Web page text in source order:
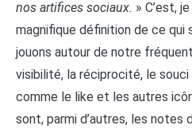
nos artifices sociaux. » C’est,
magnifique définition de ce qui
jouons autour de notre
visibilité, la réciprocité, le
comme le like et les autres
sont, parmi d’autres, les